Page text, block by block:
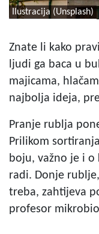
Ilustracija (Unsplash)
Znate li kako
ljudi ga baca u
majicama,
najbolja ideja,
Pranje rublja
Prilikom
boju, važno je i
radi. Donje
treba, zahtijeva
profesor